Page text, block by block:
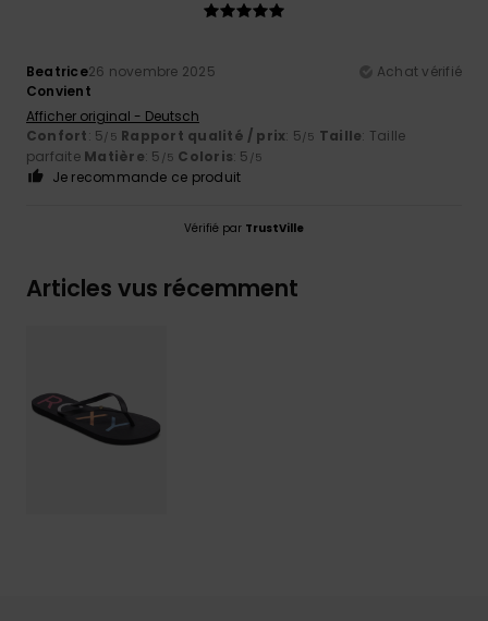
Beatrice26 novembre 2025
Achat vérifié
Convient
Afficher original - Deutsch
Confort: 5/5 Rapport qualité / prix: 5/5 Taille: Taille
parfaite Matière: 5 /5 Coloris: 5 /5
Je recommande ce produit
Vérifié par TrustVille
Articles vus récemment